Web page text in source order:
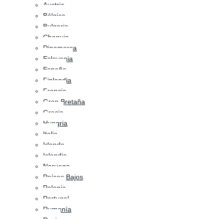
Austria
Bélgica
Bulgaria
Chequia
Dinamarca
Eslovenia
España
Finlandia
Francia
Gran Bretaña
Grecia
Hungria
Italia
Irlanda
Islandia
Noruega
Países Bajos
Polonia
Portugal
Rumanía